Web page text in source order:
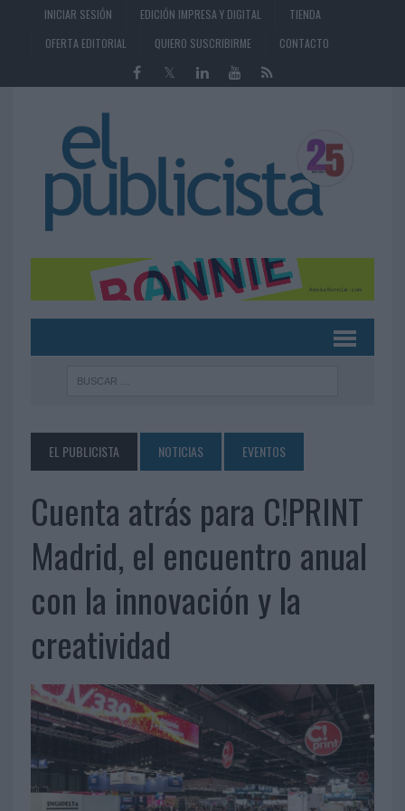
INICIAR SESIÓN EDICIÓN IMPRESA Y DIGITAL
TIENDA
OFERTA EDITORIAL
QUIERO SUSCRIBIRME CONTACTO
EL PUBLICISTA NOTICIAS EVENTOS
Cuenta atrás para C!PRINT
Madrid, el encuentro anual
con la innovación y la
creatividad